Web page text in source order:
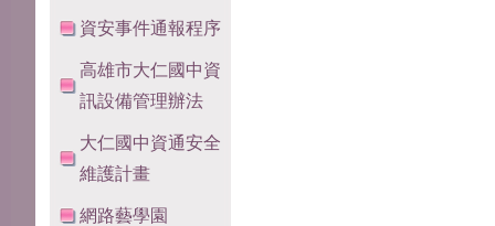
資安事件通報程序
高雄市大仁國中資
訊設備管理辦法
大仁國中資通安全
維護計畫
網路藝學園